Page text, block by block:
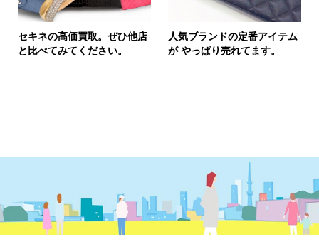
セキネの高価買取。ぜひ他店
と比べてみてください。
人気ブランドの定番アイテム
が やっぱり売れてます。